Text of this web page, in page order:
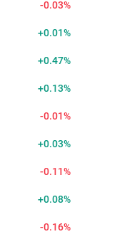
-0.03%
+0.02%
+0.47%
+0.13%
-0.01%
+0.07%
-0.10%
+0.08%
-0.13%